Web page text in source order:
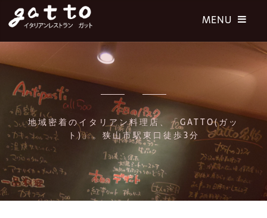
地域密着のイタリアン料理店、「GATTO(ガッ
ト)」。狭山市駅東口徒歩3分